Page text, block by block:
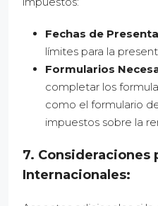
Fechas de
límites para la
Formularios
completar los
como el formulario
impuestos sobre la
7. Consideraciones
Internacionales: